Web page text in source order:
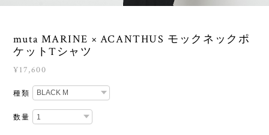
muta MARINE × ACANTHUS モックネックポ
ケットTシャツ
¥17,600
種類
数量